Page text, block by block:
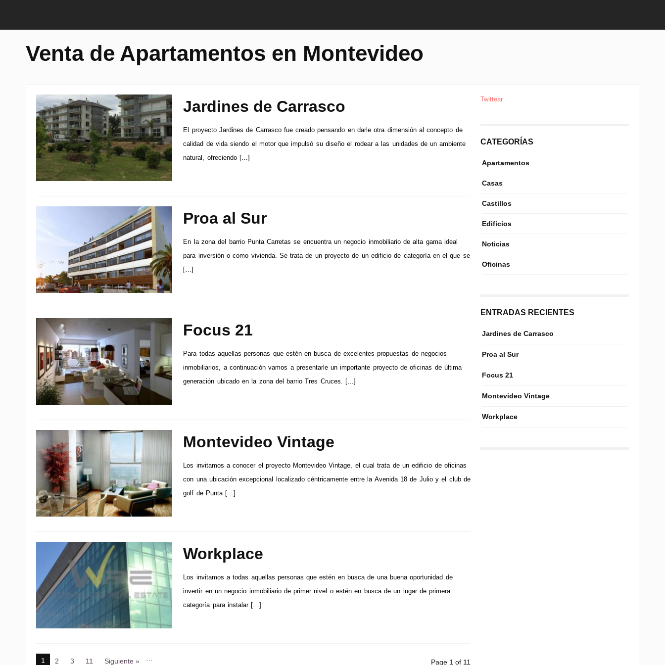
Venta de Apartamentos en Montevideo
Jardines de Carrasco
El proyecto Jardines de Carrasco fue creado pensando en darle otra dimensión al concepto de
calidad de vida siendo el motor que impulsó su diseño el rodear a las unidades de un ambiente
natural, ofreciendo […]
Proa al Sur
En la zona del barrio Punta Carretas se encuentra un negocio inmobiliario de alta gama ideal
para inversión o como vivienda. Se trata de un proyecto de un edificio de categoría en el que se
[…]
Focus 21
Para todas aquellas personas que estén en busca de excelentes propuestas de negocios
inmobiliarios, a continuación vamos a presentarle un importante proyecto de oficinas de última
generación ubicado en la zona del barrio Tres Cruces. […]
Montevideo Vintage
Los invitamos a conocer el proyecto Montevideo Vintage, el cual trata de un edificio de oficinas
con una ubicación excepcional localizado céntricamente entre la Avenida 18 de Julio y el club de
golf de Punta […]
Workplace
Los invitamos a todas aquellas personas que estén en busca de una buena oportunidad de
invertir en un negocio inmobiliario de primer nivel o estén en busca de un lugar de primera
categoría para instalar […]
1 2 3 …
11 Siguiente » Page 1 of 11
Twittear
CATEGORÍAS
Apartamentos
Casas
Castillos
Edificios
Noticias
Oficinas
ENTRADAS RECIENTES
Jardines de Carrasco
Proa al Sur
Focus 21
Montevideo Vintage
Workplace